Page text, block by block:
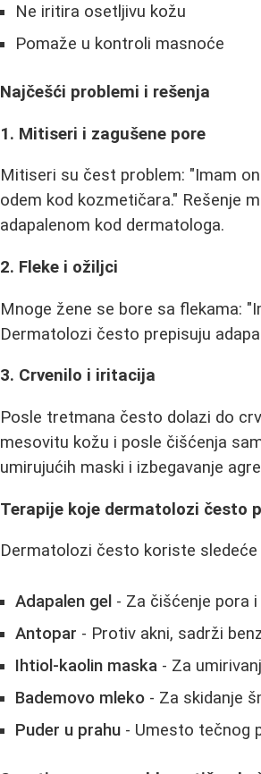
Ne iritira osetljivu kožu
Pomaže u kontroli masnoće
Najčešći problemi i rešenja
1. Mitiseri i zagušene pore
Mitiseri su čest problem: "Imam
odem kod kozmetičara." Rešenje
adapalenom kod dermatologa.
2. Fleke i ožiljci
Mnoge žene se bore sa flekama:
Dermatolozi često prepisuju
3. Crvenilo i iritacija
Posle tretmana često dolazi do
mesovitu kožu i posle čišćenja
umirujućih maski i izbegavanje
Terapije koje dermatolozi često
Dermatolozi često koriste
Adapalen gel - Za čišćenje pora
Antopar - Protiv akni, sadrži
Ihtiol-kaolin maska - Za
Bademovo mleko - Za skidanje
Puder u prahu - Umesto tečnog